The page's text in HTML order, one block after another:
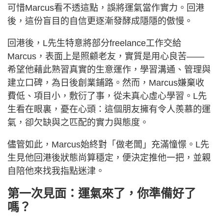
可惜Marcus看不透這點，誤將運氣當作實力。回港
後，這份盲目的自信更逐漸發酵成隱隱的傲慢。
回港後，L先生特意將部分freelance工作交給
Marcus，表面上是照顧老友，實質是用心良苦——
希望他藉此熟習真實的生意運作，學習溝通、管理與
建立口碑，為日後創業鋪路。然而，Marcus嫌棄收
費低、項目小，敷衍了事，從未真心虛心學習。L先
生看在眼裏，憂在心頭：這個朋友擁有令人羨慕的運
氣，卻欠缺與之匹配的實力與態度。
儘管如此，Marcus始終對「做老闆」充滿憧憬。L先
生見他回港後狀態尚算穩定，便決定推他一把，並親
自陪他來找我指點迷津。
第一次見面：運氣來了，你準備好了
嗎？